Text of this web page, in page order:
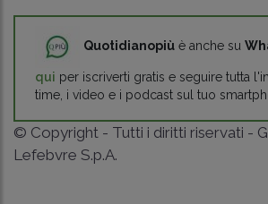
Quotidianopiù è anche su
qui per iscriverti gratis e seguire tutta
time, i video e i podcast sul tuo
© Copyright - Tutti i diritti riservati -
Lefebvre S.p.A.